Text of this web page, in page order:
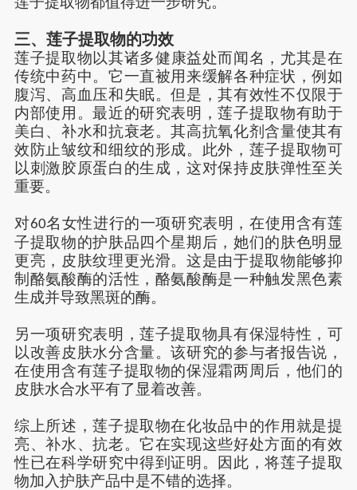
三、 莲子提取物的功效
莲子提取物以其诸多健康益处而闻名，尤其是在
传统中药中。它一直被用来缓解各种症状 ，例如
腹泻、高血压和失眠。但是，其有效性不仅限于
内部使用。最近的研究表明，莲子提取物有助于
美白、补水和抗衰老。其高抗氧化剂含量使其有
效防止皱纹和细纹的形成。此外，莲子提取物可
以刺激胶原蛋白的生成，这对保持皮肤弹性至关
重要。
对60名女性进行的一项研究表明，在使用含有莲
子提取物的护肤品四个星期后，她们的肤色明显
更亮，皮肤纹理更光滑。这是由于提取物能够抑
制酪氨酸酶的活性，酪氨酸酶是一种触发黑色素
生成并导致黑斑的酶。
另一项研究表明，莲子提取物具有保湿特性，可
以改善皮肤水分含量。该研究的参与者报告说，
在使用含有莲子提取物的保湿霜两周后，他们的
皮肤水合水平有了显着改善。
综上所述，莲子提取物在化妆品中的作用就是提
亮、补水、抗老。它在实现这些好处方面的有效
性已在科学研究中得到证明。因此，将莲子提取
物加入护肤产品中是不错的选择。